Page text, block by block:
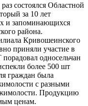
состоялся Областной
за 10 лет
и запоминающихся
района.
Кривошеинского
приняли участие в
односельчан
более 500 шт
граждан была
с разными
Продукцию
ценам.